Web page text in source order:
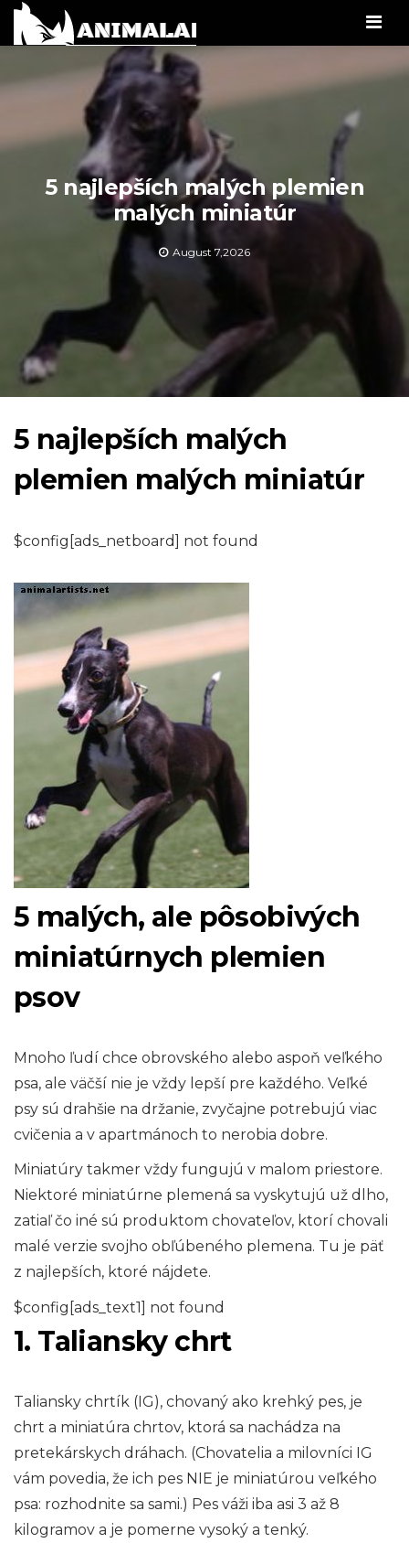
5 najlepších malých plemien
malých miniatúr
August 7,2026
5 najlepších malých
plemien malých miniatúr
$config[ads_netboard] not found
5 malých, ale pôsobivých
miniatúrnych plemien
psov
Mnoho ľudí chce obrovského alebo aspoň veľkého
psa, ale väčší nie je vždy lepší pre každého. Veľké
psy sú drahšie na držanie, zvyčajne potrebujú viac
cvičenia a v apartmánoch to nerobia dobre.
Miniatúry takmer vždy fungujú v malom priestore.
Niektoré miniatúrne plemená sa vyskytujú už dlho,
zatiaľ čo iné sú produktom chovateľov, ktorí chovali
malé verzie svojho obľúbeného plemena. Tu je päť
z najlepších, ktoré nájdete.
$config[ads_text1] not found
1. Taliansky chrt
Taliansky chrtík (IG), chovaný ako krehký pes, je
chrt a miniatúra chrtov, ktorá sa nachádza na
pretekárskych dráhach. (Chovatelia a milovníci IG
vám povedia, že ich pes NIE je miniatúrou veľkého
psa: rozhodnite sa sami.) Pes váži iba asi 3 až 8
kilogramov a je pomerne vysoký a tenký.